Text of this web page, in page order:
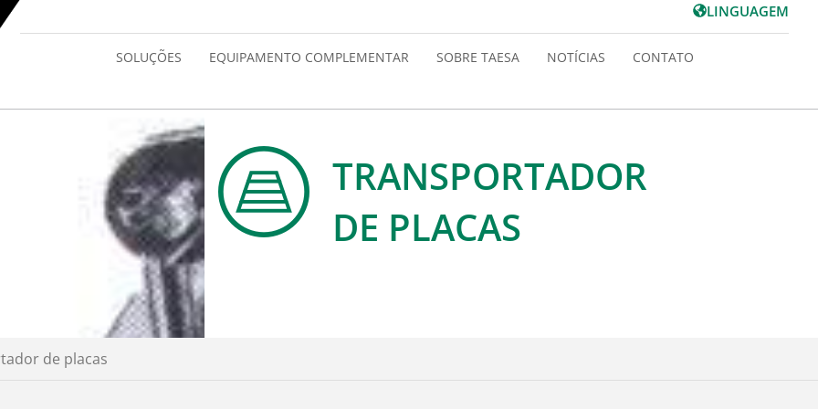
LINGUAGEM
SOLUÇÕES EQUIPAMENTO COMPLEMENTAR SOBRE TAESA NOTÍCIAS CONTATO
TRANSPORTADOR
DE PLACAS
de placas